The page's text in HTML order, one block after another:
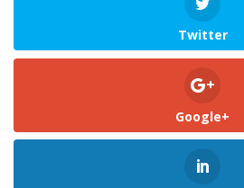
Twitter
Google+